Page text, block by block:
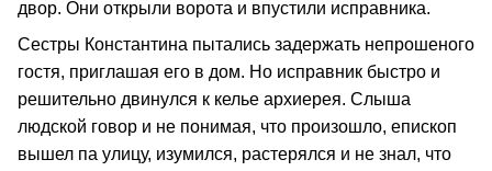
двор. Они открыли ворота и впустили исправника.
Сестры Константина пытались задержать непрошеного
гостя, приглашая его в дом. Но исправник быстро и
решительно двинулся к келье архиерея. Слыша
людской говор и не понимая, что произошло, епископ
вышел па улицу, изумился, растерялся и не знал, что